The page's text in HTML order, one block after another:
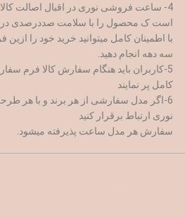
4- ساعت فروشی نوری در اقبال اصالت
است ک محصول را با سلامت صددرصدی در
با اطمینان کامل میتوانید خرید خود را
سه دهه انجام دهید.
5-کاربران باید هنگام سفارش کالا فرم
کامل پر نمایند
6-اگر مدل سفارشی از هر برند و با هر
نوری ارتباط برقرار کنید
سفارش هر مدل ساعت پذیرفته میشود.